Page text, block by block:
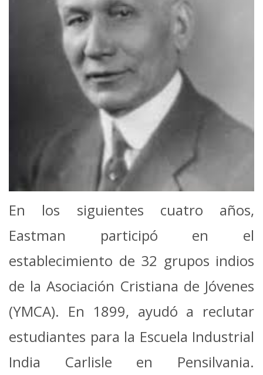
En los siguientes cuatro años,
Eastman participó en el
establecimiento de 32 grupos indios
de la Asociación Cristiana de Jóvenes
(YMCA). En 1899, ayudó a reclutar
estudiantes para la Escuela Industrial
India Carlisle en Pensilvania.